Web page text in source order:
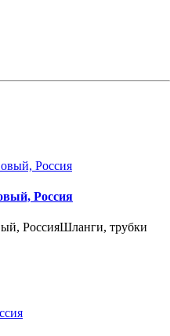
Россия
РоссияШланги, трубки